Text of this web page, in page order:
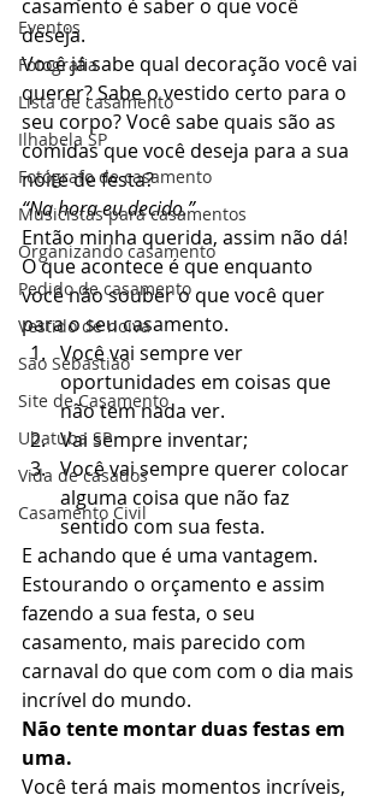
Eventos
Fotografia
Lista de casamento
Ilhabela SP
Fotógrafo de casamento
Musicistas para casamentos
Organizando casamento
Pedido de casamento
Vestido de noiva
São Sebastião
Site de Casamento
Ubatuba SP
Vida de casados
Casamento Civil
casamento é saber o que você
deseja.
Você já sabe qual decoração você vai
querer? Sabe o vestido certo para o
seu corpo? Você sabe quais são as
comidas que você deseja para a sua
noite de festa?
“Na hora eu decido.”
Então minha querida, assim não dá!
O que acontece é que enquanto
você não souber o que você quer
para o seu casamento.
Você vai sempre ver
oportunidades em coisas que
não tem nada ver.
Vai sempre inventar;
Você vai sempre querer colocar
alguma coisa que não faz
sentido com sua festa.
E achando que é uma vantagem.
Estourando o orçamento e assim
fazendo a sua festa, o seu
casamento, mais parecido com
carnaval do que com com o dia mais
incrível do mundo.
Não tente montar duas festas em
uma.
Você terá mais momentos incríveis,